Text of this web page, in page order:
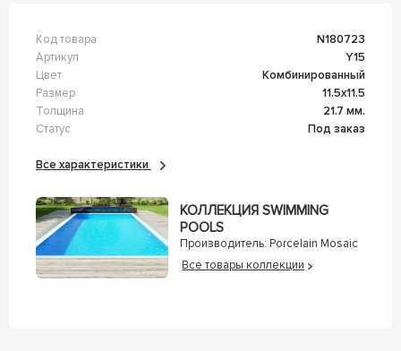
Код товара
n180723
Артикул
Y15
Цвет
Комбинированный
Размер
11.5x11.5
Толщина
21.7 мм.
Статус
Под заказ
Все характеристики
КОЛЛЕКЦИЯ SWIMMING
POOLS
Производитель: Porcelain Mosaic
Все товары коллекции